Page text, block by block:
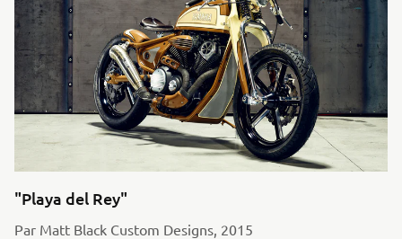
"Playa del Rey"
Par Matt Black Custom Designs, 2015